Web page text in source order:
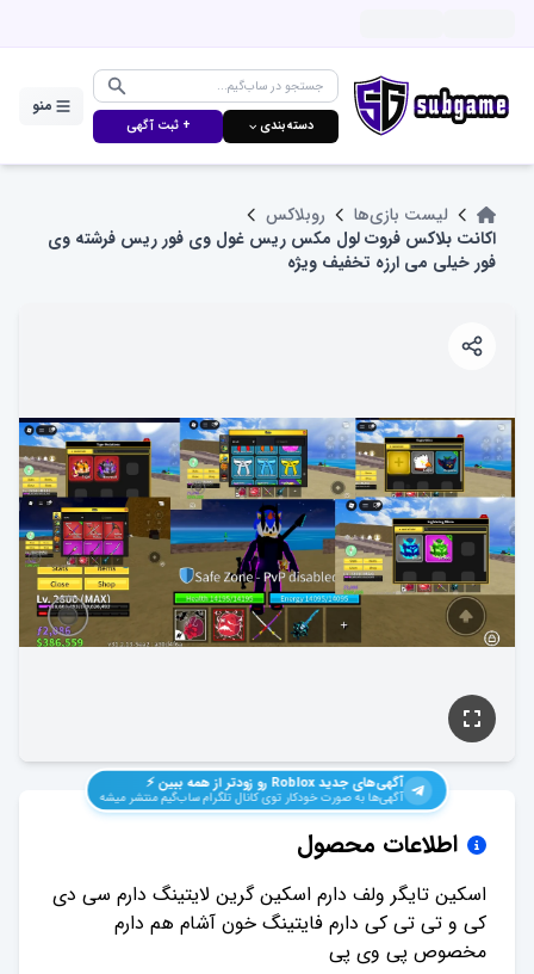
دسته‌بندی ⌵ + ثبت آگهی
منو
لیست بازی‌ها
روبلاکس
اکانت بلاکس فروت لول مکس ریس غول وی فور ریس فرشته وی
فور خیلی می ارزه تخفیف ویژه
آگهی‌های جدیدRoblox رو زودتر از همه ببین ⚡️
آگهی‌ها به صورت خودکار توی کانال تلگرام ساب‌گیم منتشر میشه
اطلاعات محصول
اسکین تایگر ولف دارم اسکین گرین لایتینگ دارم سی دی
کی و تی تی کی دارم فایتینگ خون آشام هم دارم
مخصوص پی وی پی